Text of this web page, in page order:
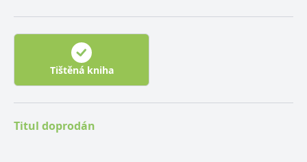
odborník, vám chceme pomoci. V tomto atlasu
najdete 230 druhů evropských ptáků, kteří jsou
zobrazeni na 400 fotografiích a ilustracích. Ptáky jsme
rozdělili podle oblastí výskytu – v lese, na louce a poli,
u vody, na pobřeží, v horách a v blízkosti lidských
sídel. Jednotlivé oblasti jsou v knize barevně odlišeny,
takže vaše hledání a určování bude jednodušší.
Zjistěte, kdo létá kolem vás! Knihu doporučuje Česká
Tištěná kniha
Titul doprodán